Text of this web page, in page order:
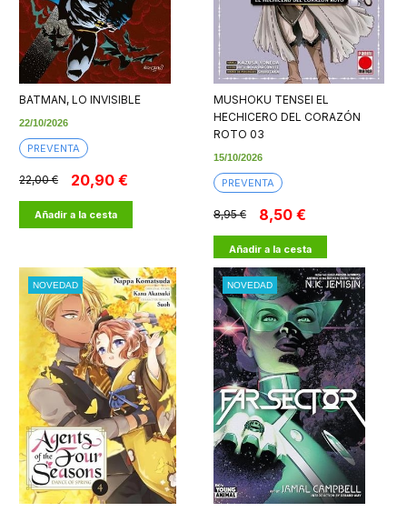
BATMAN, LO INVISIBLE
22/10/2026
PREVENTA
22,00 € 20,90 €
Añadir a la cesta
MUSHOKU TENSEI EL
HECHICERO DEL CORAZÓN
ROTO 03
15/10/2026
PREVENTA
8,95 € 8,50 €
Añadir a la cesta
NOVEDAD NOVEDAD